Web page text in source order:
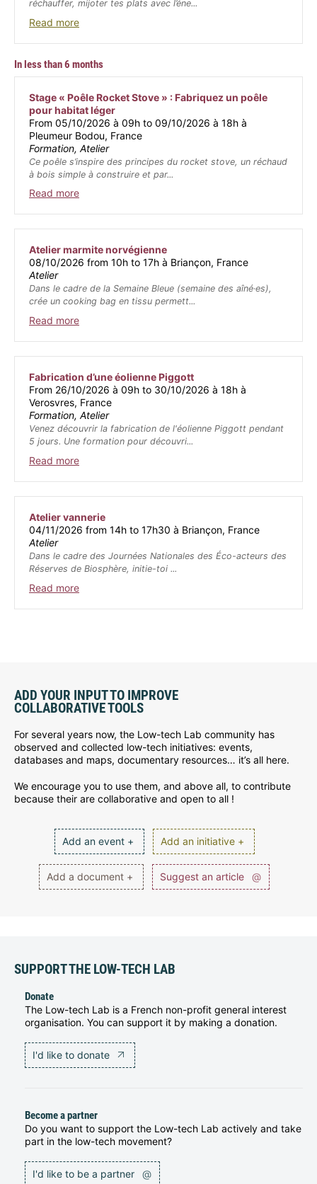
réchauffer, mijoter tes plats avec l’éne...
Read more
In less than 6 months
Stage « Poêle Rocket Stove » : Fabriquez un poêle
pour habitat léger
From 05/10/2026 à 09h to 09/10/2026 à 18h à
Pleumeur Bodou, France
Formation, Atelier
Ce poêle s’inspire des principes du rocket stove, un réchaud
à bois simple à construire et par...
Read more
Atelier marmite norvégienne
08/10/2026 from 10h to 17h à Briançon, France
Atelier
Dans le cadre de la Semaine Bleue (semaine des aîné·es),
crée un cooking bag en tissu permett...
Read more
Fabrication d’une éolienne Piggott
From 26/10/2026 à 09h to 30/10/2026 à 18h à
Verosvres, France
Formation, Atelier
Venez découvrir la fabrication de l'éolienne Piggott pendant
5 jours. Une formation pour découvri...
Read more
Atelier vannerie
04/11/2026 from 14h to 17h30 à Briançon, France
Atelier
Dans le cadre des Journées Nationales des Éco-acteurs des
Réserves de Biosphère, initie-toi ...
Read more
ADD YOUR INPUT TO IMPROVE
COLLABORATIVE TOOLS
For several years now, the Low-tech Lab community has
observed and collected low-tech initiatives: events,
databases and maps, documentary resources… it’s all here.
We encourage you to use them, and above all, to contribute
because their are collaborative and open to all !
Add an event + Add an initiative +
Add a document + Suggest an article @
SUPPORT THE LOW-TECH LAB
Donate
The Low-tech Lab is a French non-profit general interest
organisation. You can support it by making a donation.
I'd like to donate
Become a partner
Do you want to support the Low-tech Lab actively and take
part in the low-tech movement?
I'd like to be a partner @